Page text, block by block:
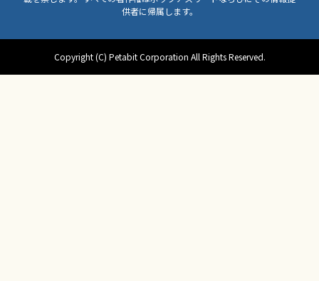
供者に帰属します。
Copyright (C) Petabit Corporation All Rights Reserved.